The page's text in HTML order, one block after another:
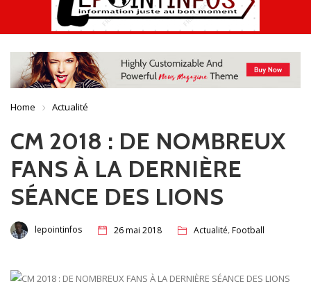
Home Actualité
CM 2018 : DE NOMBREUX
FANS À LA DERNIÈRE
SÉANCE DES LIONS
lepointinfos 26 mai 2018 Actualité,Football